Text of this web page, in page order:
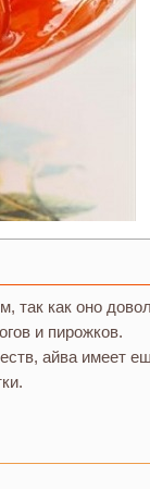
так как оно
и пирожков.
айва имеет